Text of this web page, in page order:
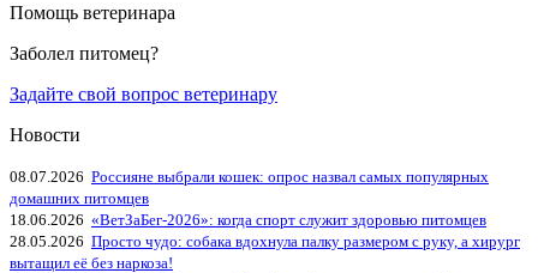
Помощь ветеринара
Заболел питомец?
Задайте свой вопрос ветеринару
Новости
08.07.2026 Россияне выбрали кошек: опрос назвал самых популярных
домашних питомцев
18.06.2026 «ВетЗаБег‑2026»: когда спорт служит здоровью питомцев
28.05.2026 Просто чудо: собака вдохнула палку размером с руку, а хирург
вытащил её без наркоза!